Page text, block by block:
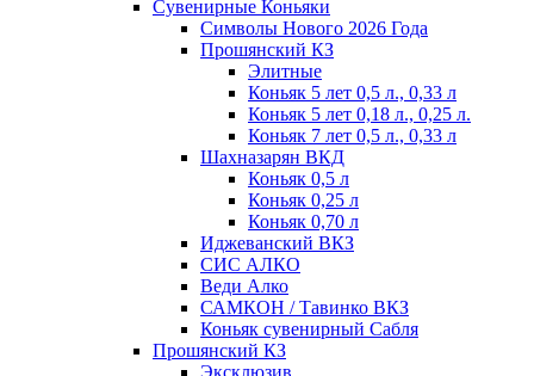
Сувенирные Коньяки
Символы Нового 2026 Года
Прошянский КЗ
Элитные
Коньяк 5 лет 0,5 л., 0,33 л
Коньяк 5 лет 0,18 л., 0,25 л.
Коньяк 7 лет 0,5 л., 0,33 л
Шахназарян ВКД
Коньяк 0,5 л
Коньяк 0,25 л
Коньяк 0,70 л
Иджеванский ВКЗ
СИС АЛКО
Веди Алко
САМКОН / Тавинко ВКЗ
Коньяк сувенирный Сабля
Прошянский КЗ
Эксклюзив